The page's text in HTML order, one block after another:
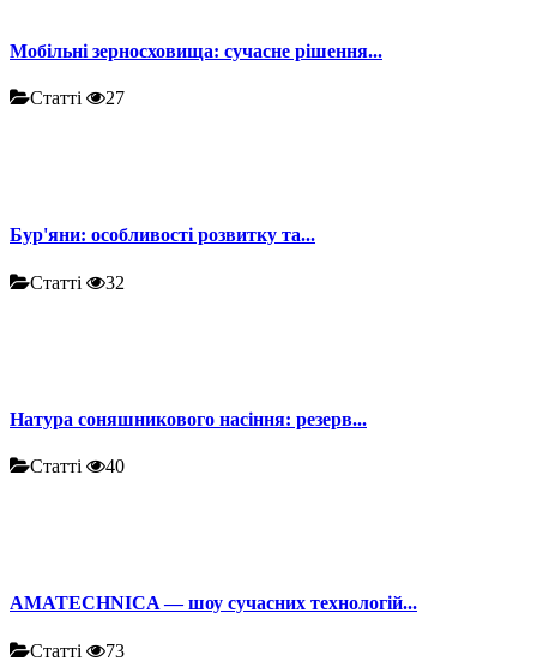
Мобільні зерносховища: сучасне рішення...
Статті 27
Бур'яни: особливості розвитку та...
Статті 32
Натура соняшникового насіння: резерв...
Статті 40
AMATECHNICA — шоу сучасних технологій...
Статті 73